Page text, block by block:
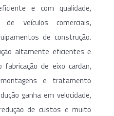
e com qualidade,
de veículos comerciais,
de construção.
altamente eficientes e
de eixo cardan,
e tratamento
ganha em velocidade,
de custos e muito